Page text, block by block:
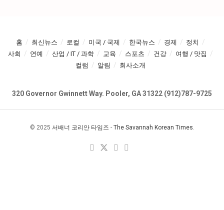
홈 최신뉴스 로컬 미국 / 국제 한국뉴스 경제
정치
사회
연예 산업 / IT / 과학 교육 스포츠 건강
여행 / 맛집
컬럼
알림 회사소개
320 Governor Gwinnett Way. Pooler, GA 31322 (912)787-9725
© 2025 서배너 코리안 타임즈 - The Savannah Korean Times